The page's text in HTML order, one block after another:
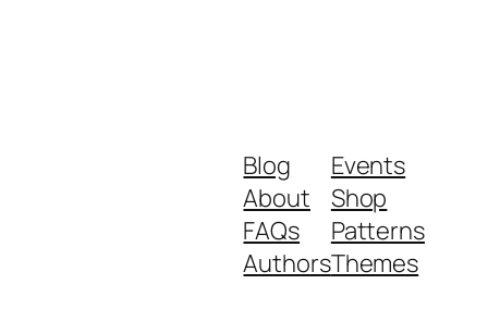
Blog
About
FAQs
Authors
Events
Shop
Patterns
Themes